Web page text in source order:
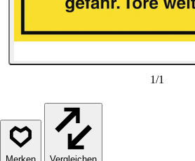
1/1